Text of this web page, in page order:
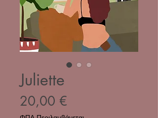
Juliette
20,00 €